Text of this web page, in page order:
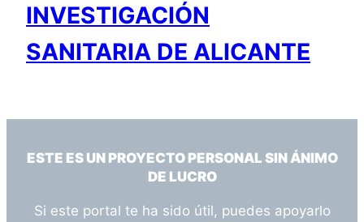
INVESTIGACIÓN
SANITARIA DE ALICANTE
ESTE ES UN PROYECTO PERSONAL SIN ÁNIMO
DE LUCRO
Si este portal te ha sido útil, puedes apoyarlo